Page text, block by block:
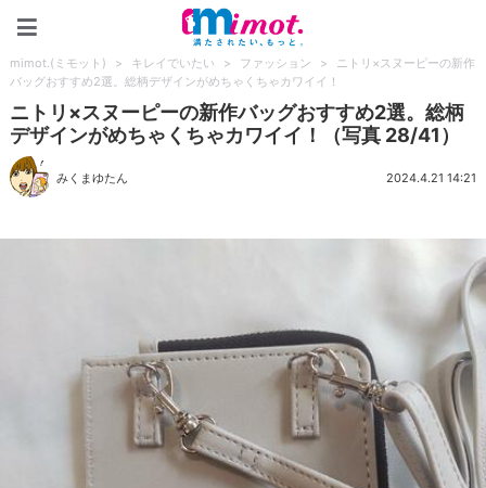
mimot.(ミモット) > キレイでいたい > ファッション >
ニトリ×スヌーピーの新作
バッグおすすめ2選。総柄デザインがめちゃくちゃカワイイ！
ニトリ×スヌーピーの新作バッグおすすめ2選。総柄
デザインがめちゃくちゃカワイイ！（写真 28/41）
みくまゆたん 2024.4.21 14:21